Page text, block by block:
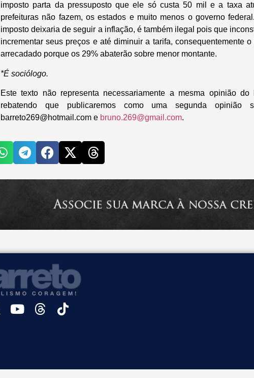
imposto parta da pressuposto que ele só custa 50 mil e a taxa
prefeituras não fazem, os estados e muito menos o governo
imposto deixaria de seguir a inflação, é também ilegal pois que
incrementar seus preços e até diminuir a tarifa, consequentemente
arrecadado porque os 29% abaterão sobre menor montante.
*É sociólogo.
Este texto não representa necessariamente a mesma opinião
rebatendo que publicaremos como uma segunda
barreto269@hotmail.com e bruno.269@gmail.com.